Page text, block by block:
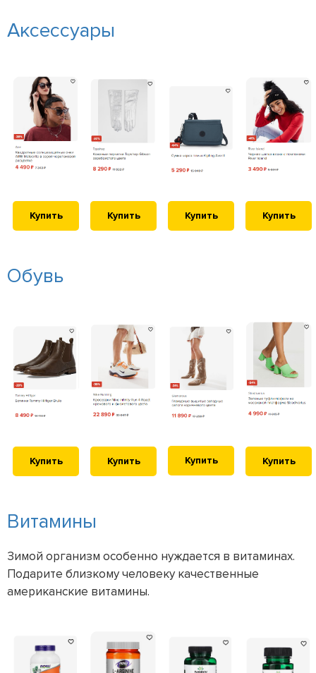
Аксессуары
Купить Купить Купить Купить
Обувь
Купить Купить Купить Купить
Витамины
Зимой организм особенно нуждается в витаминах.
Подарите близкому человеку качественные
американские витамины.